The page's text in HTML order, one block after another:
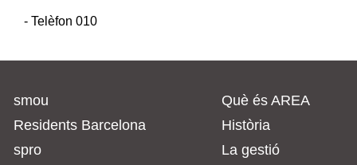
- Telèfon 010
smou
Residents Barcelona
spro
Què és AREA
Història
La gestió